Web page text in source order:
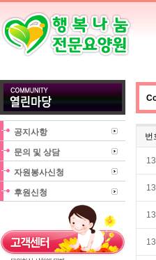
공지사항
문의 및 상담
자원봉사신청
후원신청
번